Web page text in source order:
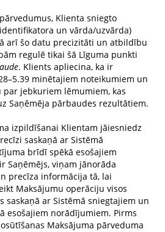
Klienta sniegto
un vārda/uzvārda)
arī šo datu precizitāti un atbildību
regulē tikai šā Līguma punkti
. Klients apliecina, ka ir
minētajiem noteikumiem un
jebkuriem lēmumiem, kas
Saņēmēja pārbaudes rezultātiem.
izpildīšanai Klientam jāiesniedz
saskaņā ar Sistēmā
brīdī spēkā esošajiem
Saņēmējs, viņam jānorāda
precīza informācija tā, lai
Maksājumu operāciju visos
saskaņā ar Sistēmā sniegtajiem un
esošajiem norādījumiem. Pirms
Maksājuma pārveduma